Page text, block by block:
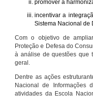
promover a
incentivar a
Sistema Nacional de
Com o objetivo de
Proteção e Defesa do
à análise de questões que
geral.
Dentre as ações
Nacional de Informações
atividades da Escola